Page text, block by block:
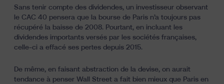
Sans tenir compte des dividendes, un investisseur observant
le CAC 40 pensera que la bourse de Paris n’a toujours pas
récupéré la baisse de 2008. Pourtant, en incluant les
dividendes importants versés par les sociétés françaises,
celle-ci a effacé ses pertes depuis 2015.
De même, en faisant abstraction de la devise, on aurait
tendance à penser Wall Street a fait bien mieux que Paris en